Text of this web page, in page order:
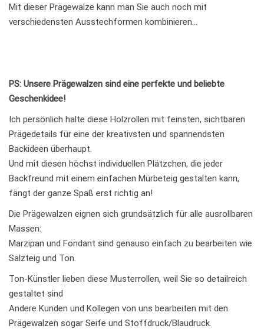
Mit dieser Prägewalze kann man Sie auch noch mit
verschiedensten Ausstechformen kombinieren…
PS: Unsere Prägewalzen sind eine perfekte und beliebte
Geschenkidee!
Ich persönlich halte diese Holzrollen mit feinsten, sichtbaren
Prägedetails für eine der kreativsten und spannendsten
Backideen überhaupt.
Und mit diesen höchst individuellen Plätzchen, die jeder
Backfreund mit einem einfachen Mürbeteig gestalten kann,
fängt der ganze Spaß erst richtig an!
Die Prägewalzen eignen sich grundsätzlich für alle ausrollbaren
Massen:
Marzipan und Fondant sind genauso einfach zu bearbeiten wie
Salzteig und Ton.
Ton-Künstler lieben diese Musterrollen, weil Sie so detailreich
gestaltet sind
Andere Kunden und Kollegen von uns bearbeiten mit den
Prägewalzen sogar Seife und Stoffdruck/Blaudruck.